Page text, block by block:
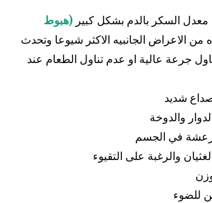
السكر بالدم بشكل كبير (هبوط
من الاعراض الجانبيه الاكثر شيوعا وتحدث
جرعة عالية او عدم تناول الطعام عند
شديد
والدوخة
في الجسم
والرغبة على التقيوء
للضوء